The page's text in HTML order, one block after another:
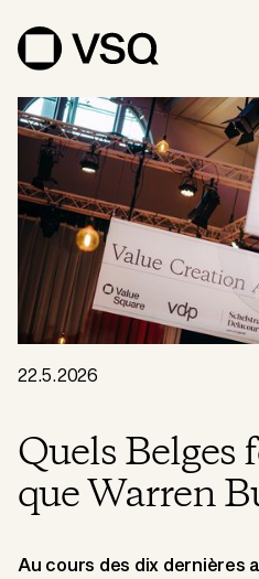
22.5.2026
Quels Belges
que Warren
Au cours des dix dernières